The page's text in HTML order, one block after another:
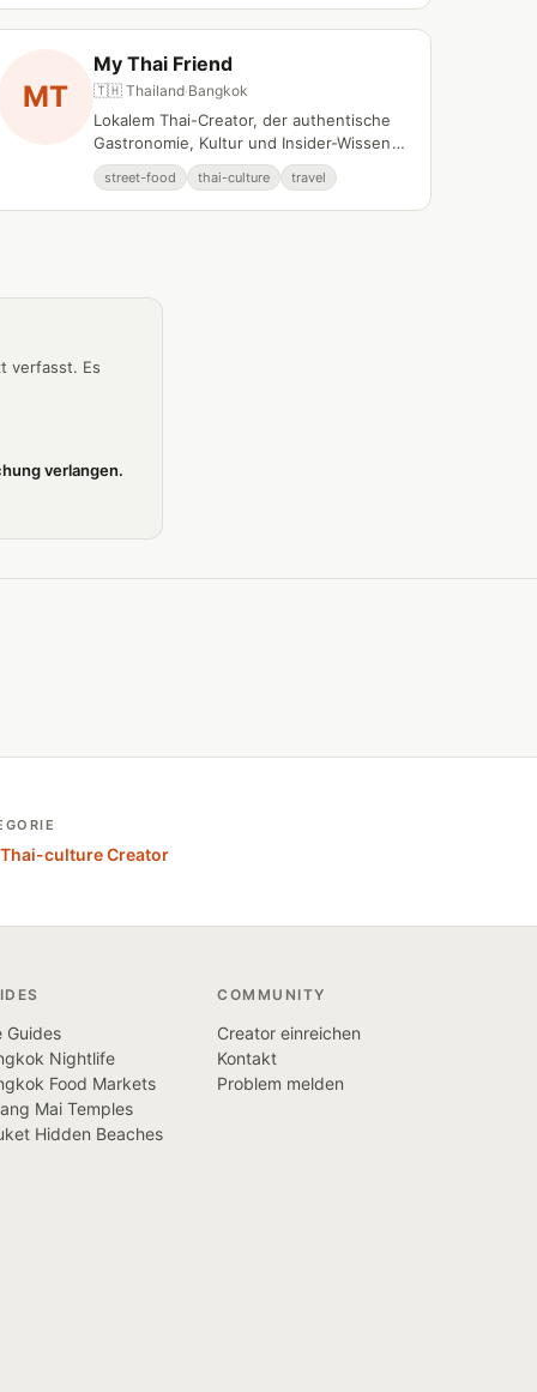
MT
My Thai Friend
🇹🇭 Thailand·Bangkok
Lokalem Thai-Creator, der authentische
Gastronomie, Kultur und Insider-Wissen
aus Bangkok und Chiang Mai teilt.
street-food thai-culture travel
verfasst. Es
verlangen.
culture Creator
Guides
Nightlife
Food Markets
Mai Temples
Hidden Beaches
COMMUNITY
Creator einreichen
Kontakt
Problem melden